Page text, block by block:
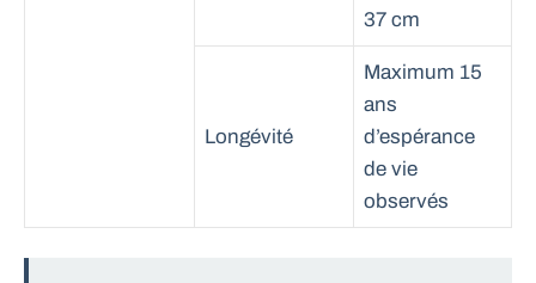
37 cm
Longévité
Maximum 15
ans
d’espérance
de vie
observés